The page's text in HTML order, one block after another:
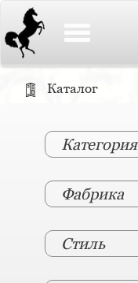
Каталог
Категория
Фабрика
Стиль